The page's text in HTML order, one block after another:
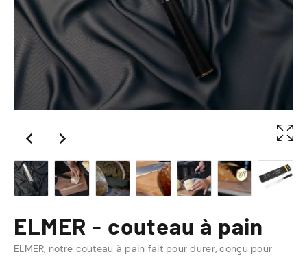
ELMER - couteau à pain
ELMER, notre couteau à pain fait pour durer, conçu pour